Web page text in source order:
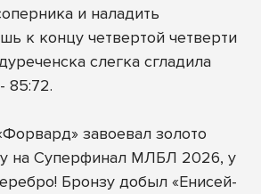
и наладить
к концу четвертой четверти
слегка сгладила
85:72.
завоевал золото
на Суперфинал МЛБЛ 2026, у
Бронзу добыл «Енисей-